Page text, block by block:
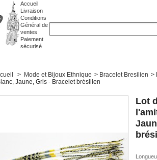
Accueil
Livraison
Conditions
Général de
ventes
Paiement
sécurisé
> Mode et Bijoux Ethnique > Bracelet Bresilien >
Jaune, Gris - Bracelet brésilien
Lot